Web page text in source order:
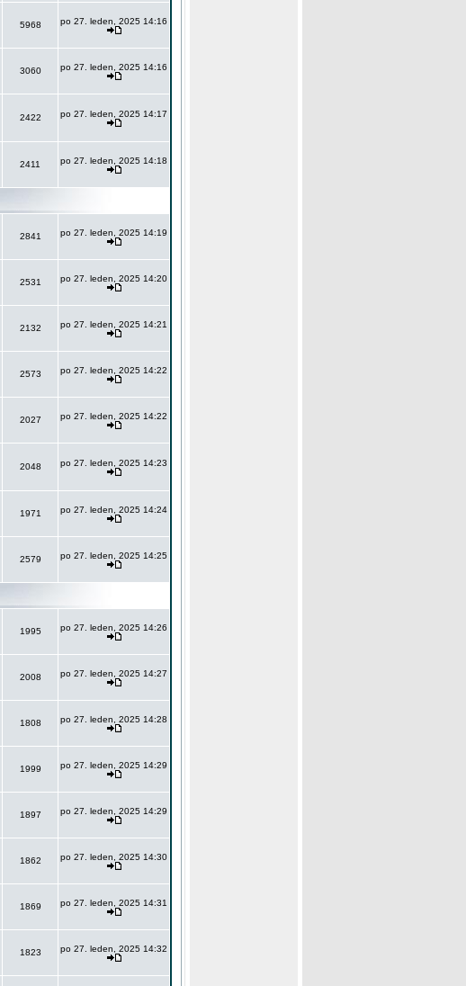
5968 po 27. leden, 2025 14:16
3060 po 27. leden, 2025 14:16
2422 po 27. leden, 2025 14:17
2411 po 27. leden, 2025 14:18
2841 po 27. leden, 2025 14:19
2531 po 27. leden, 2025 14:20
2132 po 27. leden, 2025 14:21
2573 po 27. leden, 2025 14:22
2027 po 27. leden, 2025 14:22
2048 po 27. leden, 2025 14:23
1971 po 27. leden, 2025 14:24
2579 po 27. leden, 2025 14:25
1995 po 27. leden, 2025 14:26
2008 po 27. leden, 2025 14:27
1808 po 27. leden, 2025 14:28
1999 po 27. leden, 2025 14:29
1897 po 27. leden, 2025 14:29
1862 po 27. leden, 2025 14:30
1869 po 27. leden, 2025 14:31
1823 po 27. leden, 2025 14:32